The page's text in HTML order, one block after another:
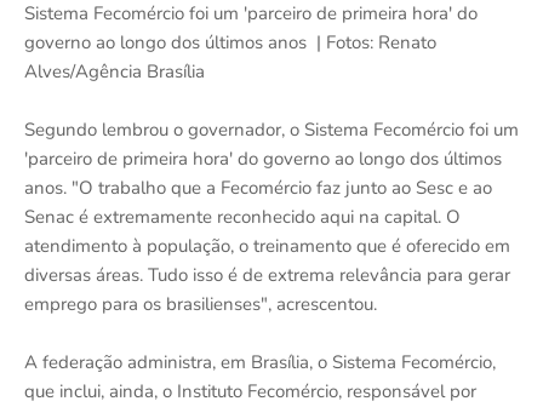
Sistema Fecomércio foi um 'parceiro de primeira hora' do
governo ao longo dos últimos anos | Fotos: Renato
Alves/Agência Brasília
Segundo lembrou o governador, o Sistema Fecomércio foi um
'parceiro de primeira hora' do governo ao longo dos últimos
anos. "O trabalho que a Fecomércio faz junto ao Sesc e ao
Senac é extremamente reconhecido aqui na capital. O
atendimento à população, o treinamento que é oferecido em
diversas áreas. Tudo isso é de extrema relevância para gerar
emprego para os brasilienses", acrescentou.
A federação administra, em Brasília, o Sistema Fecomércio,
que inclui, ainda, o Instituto Fecomércio, responsável por